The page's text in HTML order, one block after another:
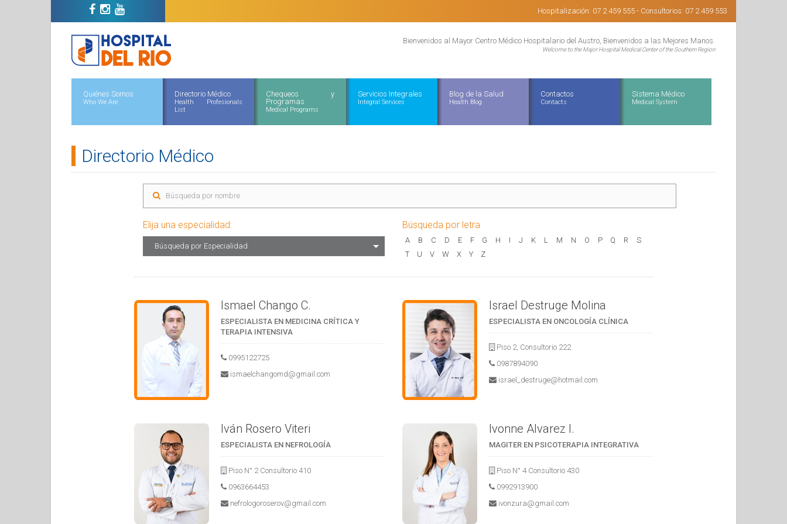
Hospitalización: 07 2 459 555 - Consultorios: 07 2 459 553
Bienvenidos al Mayor Centro Médico Hospitalario del Austro, Bienvenidos a las Mejores Manos.
Welcome to the Major Hospital Medical Center of the Southern Region
Quiénes Somos
Who We Are
Directorio Médico
Health Profesionals
List
Chequeos y
Programas
Medical Programs
Servicios Integrales
Integral Services
Blog de la Salud
Health Blog
Contactos
Contacts
Sistema Médico
Medical System
Directorio Médico
Elija una especialidad:
Búsqueda por Especialidad
Búsqueda por letra
A B C D E F G H I J K L M N O P Q R
S
T
U V W X Y Z
Ismael Chango C.
ESPECIALISTA EN MEDICINA CRÍTICA Y
TERAPIA INTENSIVA
0995122725
ismaelchangomd@gmail.com
Israel Destruge Molina
ESPECIALISTA EN ONCOLOGÍA CLÍNICA
Piso 2, Consultorio 222
0987894090
israel_destruge@hotmail.com
Iván Rosero Viteri
ESPECIALISTA EN NEFROLOGÍA
Piso N° 2 Consultorio 410
0963664453
nefrologoroserov@gmail.com
Ivonne Alvarez I.
MAGITER EN PSICOTERAPIA INTEGRATIVA
Piso N° 4 Consultorio 430
0992913900
ivonzura@gmail.com